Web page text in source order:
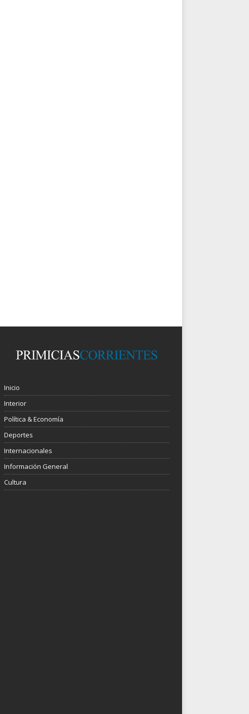
Inicio
Interior
Política & Economía
Deportes
Internacionales
Información General
Cultura